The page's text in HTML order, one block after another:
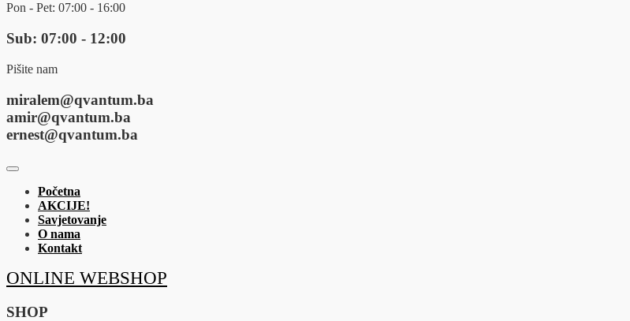
Pon - Pet: 07:00 - 16:00
Sub: 07:00 - 12:00
Pišite nam
miralem@qvantum.ba
amir@qvantum.ba
ernest@qvantum.ba
Početna
AKCIJE!
Savjetovanje
O nama
Kontakt
ONLINE WEBSHOP
SHOP